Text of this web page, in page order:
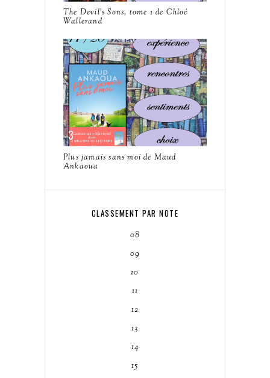
The Devil's Sons, tome 1 de Chloé
Wallerand
Plus jamais sans moi de Maud
Ankaoua
CLASSEMENT PAR NOTE
08
09
10
11
12
13
14
15